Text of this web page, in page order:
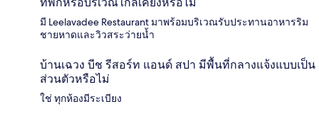
มี Leelavadee Restaurant มาพร้อมบริเวณรับประทานอาหารริม
ชายหาดและวิวสระว่ายน้ำ
บ้านเฉวง บีช รีสอร์ท แอนด์ สปา มีพื้นที่กลางแจ้งแบบเป็น
ส่วนตัวหรือไม่
ใช่ ทุกห้องมีระเบียง